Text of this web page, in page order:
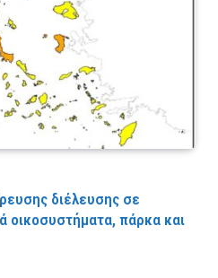
διέλευσης σε
οικοσυστήματα, πάρκα και